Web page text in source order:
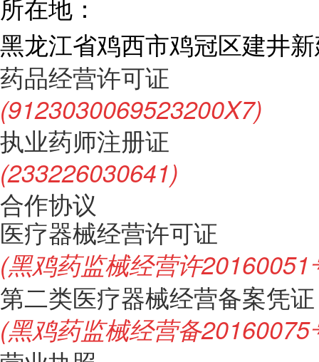
所在地：
黑龙江省鸡西市鸡冠区建井
药品经营许可证
(9123030069523200X7)
执业药师注册证
(233226030641)
合作协议
医疗器械经营许可证
(黑鸡药监械经营许20160051
第二类医疗器械经营备案凭证
(黑鸡药监械经营备20160075